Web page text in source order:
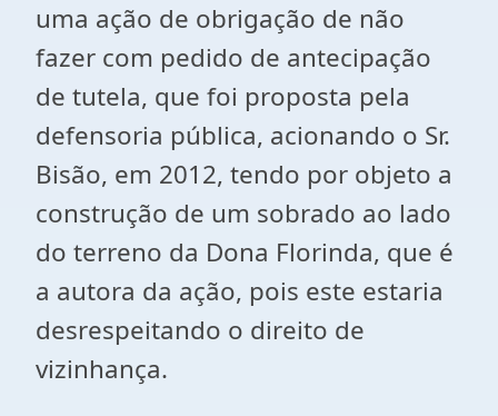
uma ação de obrigação de não
fazer com pedido de antecipação
de tutela, que foi proposta pela
defensoria pública, acionando o Sr.
Bisão, em 2012, tendo por objeto a
construção de um sobrado ao lado
do terreno da Dona Florinda, que é
a autora da ação, pois este estaria
desrespeitando o direito de
vizinhança.